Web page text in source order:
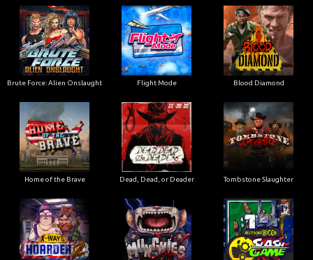
Brute Force: Alien Onslaught Flight Mode Blood Diamond
Home of the Brave Dead, Dead, or Deader Tombstone Slaughter